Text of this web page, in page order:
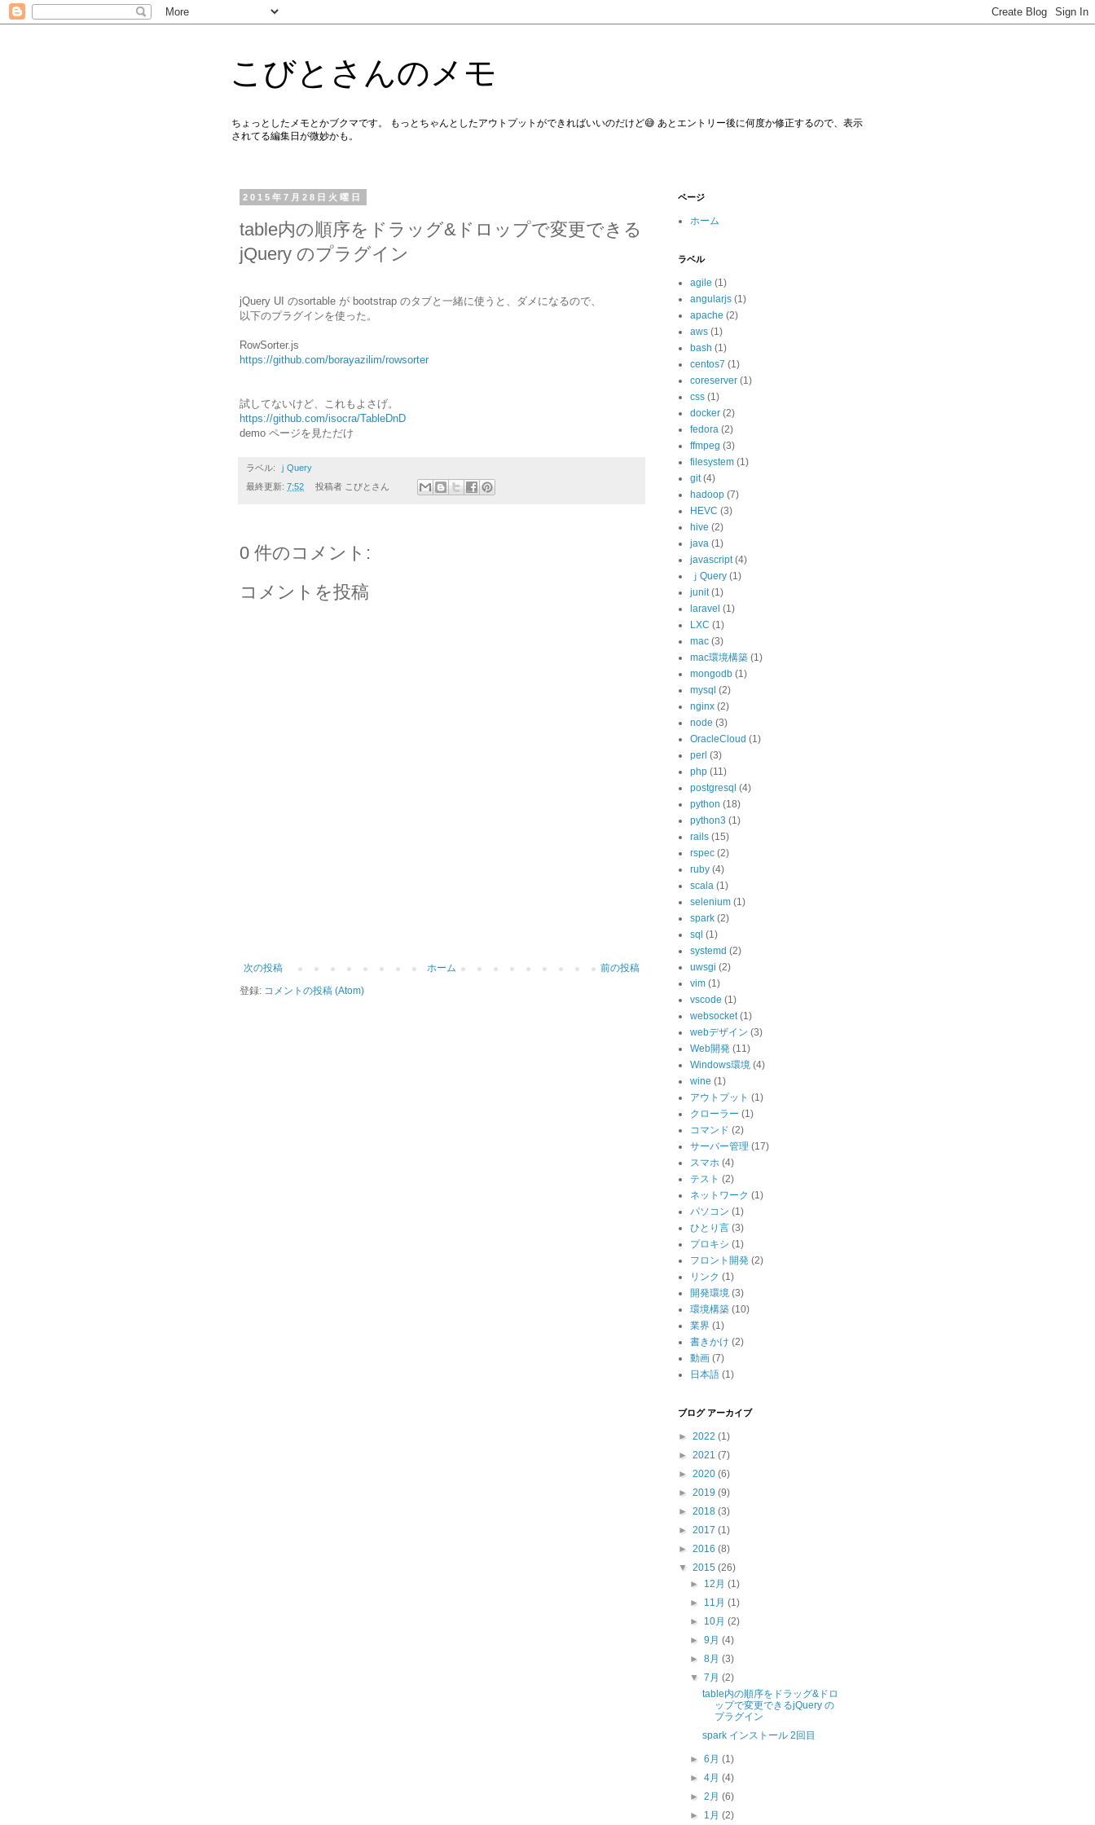
こびとさんのメモ
ちょっとしたメモとかブクマです。 もっとちゃんとしたアウトプットができればいいのだけど😅 あとエントリー後に何度か修正するので、表示
されてる編集日が微妙かも。
2015年7月28日火曜日
table内の順序をドラッグ&ドロップで変更できる
jQuery のプラグイン
jQuery UI のsortable が bootstrap のタブと一緒に使うと、ダメになるので、
以下のプラグインを使った。
RowSorter.js
https://github.com/borayazilim/rowsorter
試してないけど、これもよさげ。
https://github.com/isocra/TableDnD
demo ページを見ただけ
ラベル:
ｊQuery
最終更新: 7:52 投稿者 こびとさん
0 件のコメント:
コメントを投稿
次の投稿 前の投稿
ホーム
登録: コメントの投稿 (Atom)
ページ
ホーム
ラベル
agile (1)
angularjs (1)
apache (2)
aws (1)
bash (1)
centos7 (1)
coreserver (1)
css (1)
docker (2)
fedora (2)
ffmpeg (3)
filesystem (1)
git (4)
hadoop (7)
HEVC (3)
hive (2)
java (1)
javascript (4)
ｊQuery (1)
junit (1)
laravel (1)
LXC (1)
mac (3)
mac環境構築 (1)
mongodb (1)
mysql (2)
nginx (2)
node (3)
OracleCloud (1)
perl (3)
php (11)
postgresql (4)
python (18)
python3 (1)
rails (15)
rspec (2)
ruby (4)
scala (1)
selenium (1)
spark (2)
sql (1)
systemd (2)
uwsgi (2)
vim (1)
vscode (1)
websocket (1)
webデザイン (3)
Web開発 (11)
Windows環境 (4)
wine (1)
アウトプット (1)
クローラー (1)
コマンド (2)
サーバー管理 (17)
スマホ (4)
テスト (2)
ネットワーク (1)
パソコン (1)
ひとり言 (3)
プロキシ (1)
フロント開発 (2)
リンク (1)
開発環境 (3)
環境構築 (10)
業界 (1)
書きかけ (2)
動画 (7)
日本語 (1)
ブログ アーカイブ
► 2022 (1)
► 2021 (7)
► 2020 (6)
► 2019 (9)
► 2018 (3)
► 2017 (1)
► 2016 (8)
▼ 2015 (26)
► 12月(1)
► 11月(1)
► 10月(2)
►9月(4)
►8月(3)
▼7月(2)
table内の順序をドラッグ&ドロ
ップで変更できるjQuery の
プラグイン
spark インストール 2回目
►6月(1)
►4月(4)
►2月(6)
► 1月(2)